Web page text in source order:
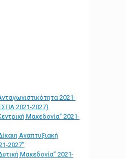
2021-
2021-2027)
Μακεδονία” 2021-
Αναπτυξιακή
2027”
Μακεδονία” 2021-